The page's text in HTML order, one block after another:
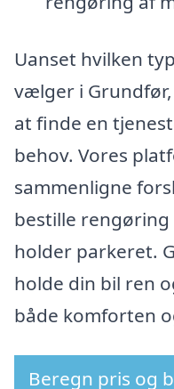
Uanset hvilken
vælger i
at finde en
behov. Vores
sammenligne
bestille
holder parkeret.
holde din bil ren
både komforten
Beregn pris og